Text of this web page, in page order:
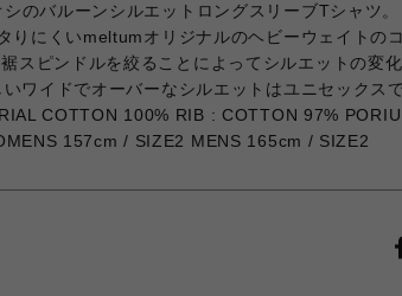
のバルーンシルエットロングスリーブTシャツ
りにくいmeltumオリジナルのヘビーウェイトの
スピンドルを絞ることによってシルエットの変化
ワイドでオーバーなシルエットはユニセックス
COTTON 100% RIB : COTTON 97%
157cm / SIZE2 MENS 165cm / SIZE2